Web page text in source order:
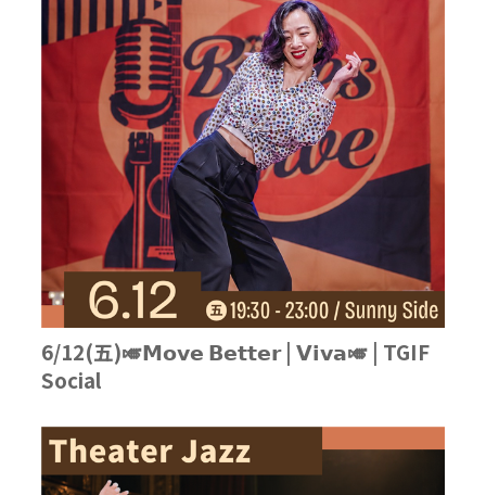
6/12(五)🎺𝗠𝗼𝘃𝗲 𝗕𝗲𝘁𝘁𝗲𝗿 | 𝗩𝗶𝘃𝗮🎺 | TGIF
Social